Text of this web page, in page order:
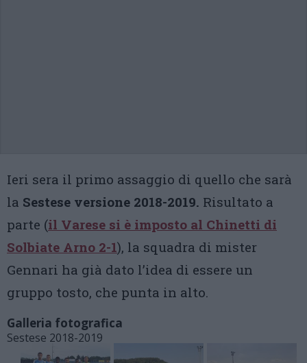
Ieri sera il primo assaggio di quello che sarà
la Sestese versione 2018-2019. Risultato a
parte (il Varese si è imposto al Chinetti di
Solbiate Arno 2-1), la squadra di mister
Gennari ha già dato l’idea di essere un
gruppo tosto, che punta in alto.
Galleria fotografica
Sestese 2018-2019